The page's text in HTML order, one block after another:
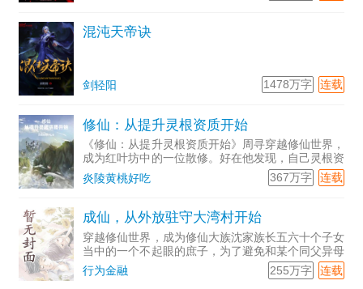
混沌天帝诀
剑轻阳 连载
1478万字
修仙：从提升灵根资质开始
《修仙：从提升灵根资质开始》周寻穿越修仙世界，
成为红叶坊中的一位散修。好在他发现，自己灵根资
质竟然能够不断提升。下品灵根、中品...
炎陵黄桃好吃 连载
367万字
成仙，从外放驻守大湾村开始
穿越修仙世界，成为修仙大族沈家族长五六十个子女
当中的一个不起眼的庶子，为了避免和某个同父异母
的便宜兄...
行为金融 连载
255万字